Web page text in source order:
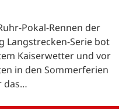
Pokal-Rennen der
Langstrecken-Serie bot
Kaiserwetter und vor
in den Sommerferien
das…